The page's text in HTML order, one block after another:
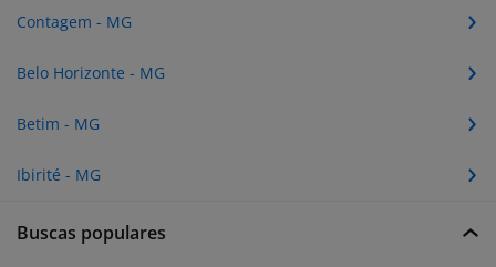
Contagem - MG
Belo Horizonte - MG
Betim - MG
Ibirité - MG
Buscas populares